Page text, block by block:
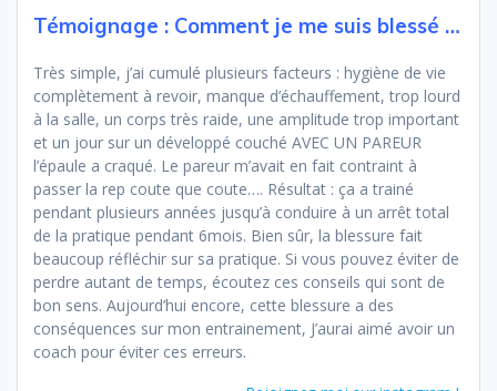
Témoignage : Comment je me suis blessé …
Très simple, j’ai cumulé plusieurs facteurs : hygiène de vie
complètement à revoir, manque d’échauffement, trop lourd
à la salle, un corps très raide, une amplitude trop important
et un jour sur un développé couché AVEC UN PAREUR
l’épaule a craqué. Le pareur m’avait en fait contraint à
passer la rep coute que coute…. Résultat : ça a trainé
pendant plusieurs années jusqu’à conduire à un arrêt total
de la pratique pendant 6mois. Bien sûr, la blessure fait
beaucoup réfléchir sur sa pratique. Si vous pouvez éviter de
perdre autant de temps, écoutez ces conseils qui sont de
bon sens. Aujourd’hui encore, cette blessure a des
conséquences sur mon entrainement, J’aurai aimé avoir un
coach pour éviter ces erreurs.